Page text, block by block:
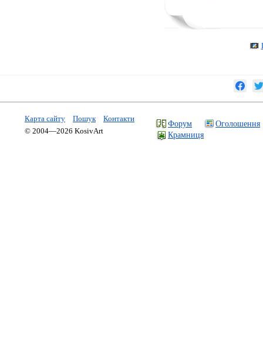
Карта сайту Пошук
Контакти
© 2004—2026 KosivArt
Форум
Оголошення
Крамниця